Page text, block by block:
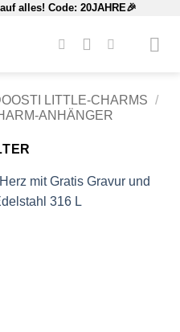
alles! Code: 20JAHRE🎉
LITTLE-CHARMS /
ANHÄNGER